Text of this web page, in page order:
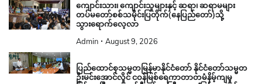
ကျောင်းသား၊ ကျောင်းသူများနှင့် ဆရာ၊ ဆရာမများ
တပ်မတော်စစ်သမိုင်းပြတိုက်(နေပြည်တော်)သို့
သွားရောက်လေ့လာ
Admin August 9, 2026
ပြည်ထောင်စုသမ္မတမြန်မာနိုင်ငံတော် နိုင်ငံတော်သမ္မတ
ဦးမင်းအောင်လှိုင် ငဝန်မြစ်ရေကာတာတမံနိမ့်ကျမှု